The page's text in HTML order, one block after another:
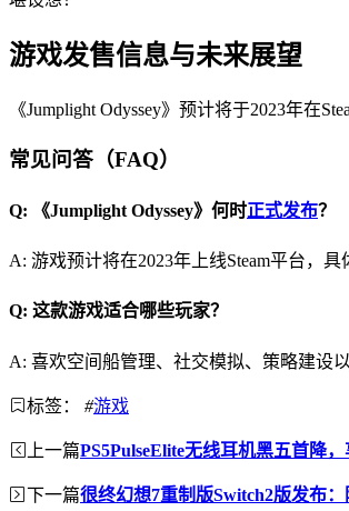
游戏发售信息与未来展望
《Jumplight Odyssey》预计将于2023年在
常见问答（FAQ）
Q: 《Jumplight Odyssey》何时正式发布？
A: 游戏预计将在2023年上线Steam平台，具
Q: 这款游戏适合哪些玩家？
A: 喜欢空间船管理、社交模拟、策略建设
标签： #游戏
上一篇PS5PulseElite无线耳机黑五首降
下一篇很终幻想7重制版Switch2版发布